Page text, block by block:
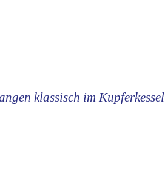
klassisch im Kupferkessel